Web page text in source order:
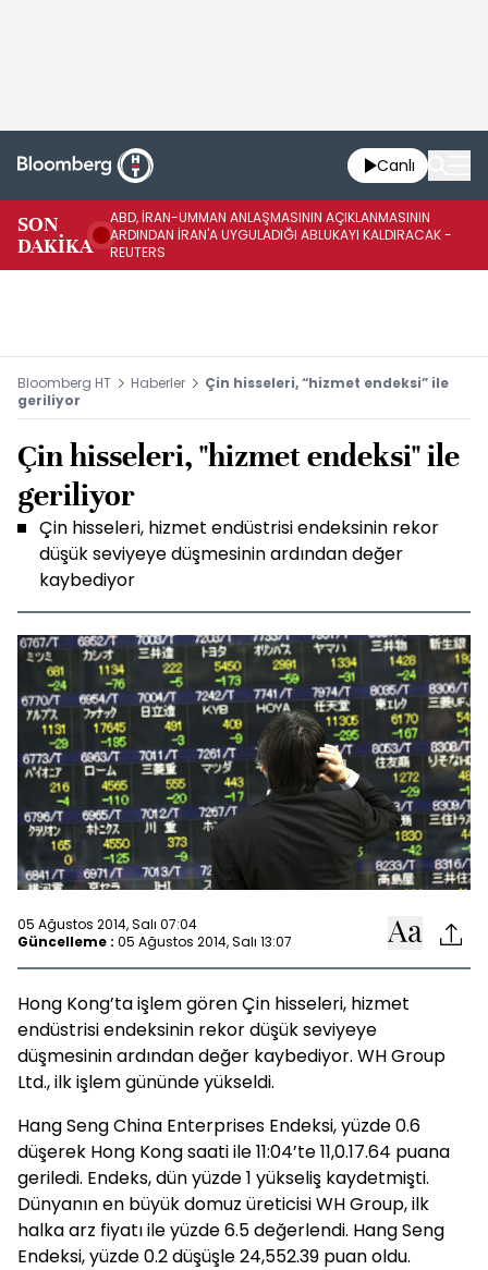
Canlı
SON
DAKİKA
ABD, İRAN-UMMAN ANLAŞMASININ AÇIKLANMASININ
ARDINDAN İRAN'A UYGULADIĞI ABLUKAYI KALDIRACAK -
REUTERS
Bloomberg HT Haberler
Çin hisseleri, “hizmet endeksi” ile
geriliyor
Çin hisseleri, "hizmet endeksi" ile
geriliyor
Çin hisseleri, hizmet endüstrisi endeksinin rekor
düşük seviyeye düşmesinin ardından değer
kaybediyor
05 Ağustos 2014, Salı 07:04
Güncelleme : 05 Ağustos 2014, Salı 13:07
Hong Kong’ta işlem gören Çin hisseleri, hizmet
endüstrisi endeksinin rekor düşük seviyeye
düşmesinin ardından değer kaybediyor. WH Group
Ltd., ilk işlem gününde yükseldi.
Hang Seng China Enterprises Endeksi, yüzde 0.6
düşerek Hong Kong saati ile 11:04’te 11,0.17.64 puana
geriledi. Endeks, dün yüzde 1 yükseliş kaydetmişti.
Dünyanın en büyük domuz üreticisi WH Group, ilk
halka arz fiyatı ile yüzde 6.5 değerlendi. Hang Seng
Endeksi, yüzde 0.2 düşüşle 24,552.39 puan oldu.